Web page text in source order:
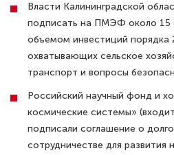
Власти Калининградской
подписать на ПМЭФ около 15
объемом инвестиций порядка
охватывающих сельское
транспорт и вопросы
Российский научный фонд и
космические системы»
подписали соглашение о
сотрудничестве для развития